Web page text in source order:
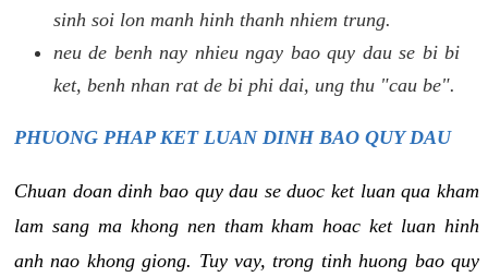
sinh soi lon manh hinh thanh nhiem trung.
neu de benh nay nhieu ngay bao quy dau se bi bi
ket, benh nhan rat de bi phi dai, ung thu "cau be".
PHUONG PHAP KET LUAN DINH BAO QUY DAU
Chuan doan dinh bao quy dau se duoc ket luan qua kham
lam sang ma khong nen tham kham hoac ket luan hinh
anh nao khong giong. Tuy vay, trong tinh huong bao quy